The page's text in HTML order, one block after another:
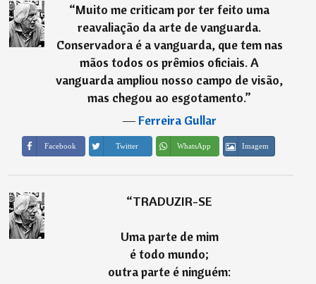
“Muito me criticam por ter feito uma
reavaliação da arte de vanguarda.
Conservadora é a vanguarda, que tem nas
mãos todos os prêmios oficiais. A
vanguarda ampliou nosso campo de visão,
mas chegou ao esgotamento.”
―Ferreira Gullar
Facebook Twitter WhatsApp Imagem
“TRADUZIR-SE
Uma parte de mim
é todo mundo;
outra parte é ninguém: